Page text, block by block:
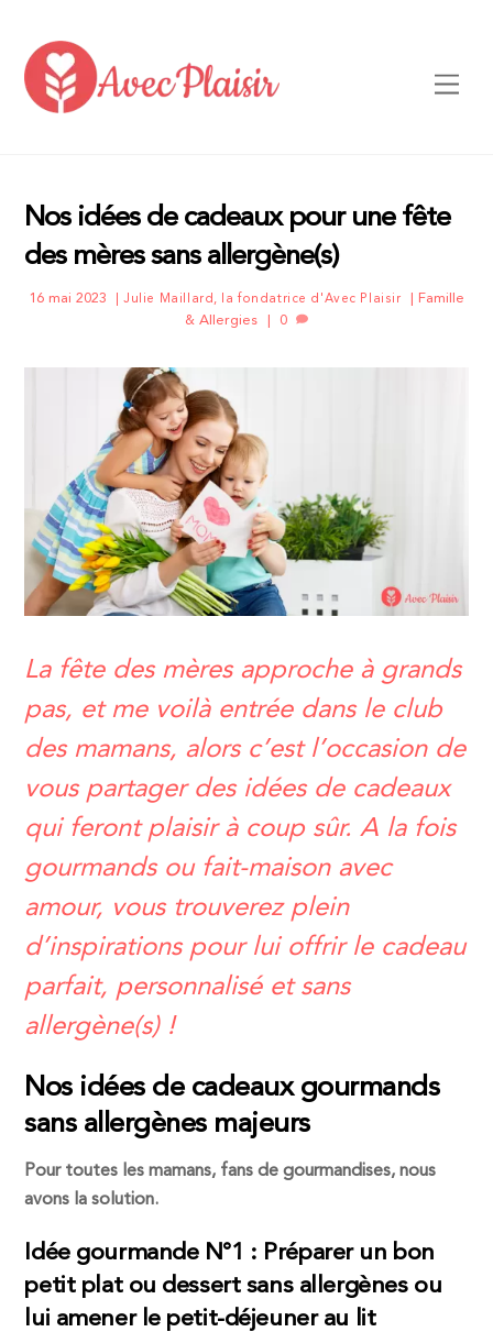
content
Nos idées de cadeaux pour une fête
des mères sans allergène(s)
16 mai 2023 Julie Maillard, la fondatrice d'Avec Plaisir
Famille
& Allergies
0
La fête des mères approche à grands
pas, et me voilà entrée dans le club
des mamans, alors c’est l’occasion de
vous partager des idées de cadeaux
qui feront plaisir à coup sûr. A la fois
gourmands ou fait-maison avec
amour, vous trouverez plein
d’inspirations pour lui offrir le cadeau
parfait, personnalisé et sans
allergène(s) !
Nos idées de cadeaux gourmands
sans allergènes majeurs
Pour toutes les mamans, fans de gourmandises, nous
avons la solution.
Idée gourmande N°1 : Préparer un bon
petit plat ou dessert sans allergènes ou
lui amener le petit-déjeuner au lit